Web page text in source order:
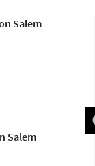
Salem